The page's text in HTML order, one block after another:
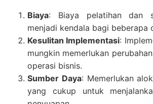
Biaya: Biaya pelatihan dan
menjadi kendala bagi beberapa
Kesulitan Implementasi:
mungkin memerlukan
operasi bisnis.
Sumber Daya: Memerlukan
yang cukup untuk